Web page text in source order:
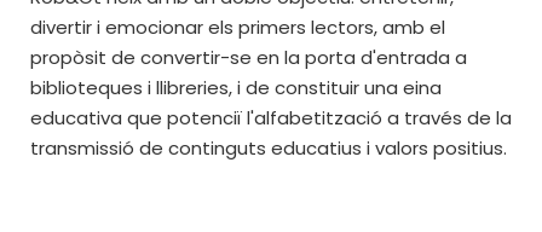
divertir i emocionar els primers lectors, amb el
propòsit de convertir-se en la porta d'entrada a
biblioteques i llibreries, i de constituir una eina
educativa que potenciï l'alfabetització a través de la
transmissió de continguts educatius i valors positius.